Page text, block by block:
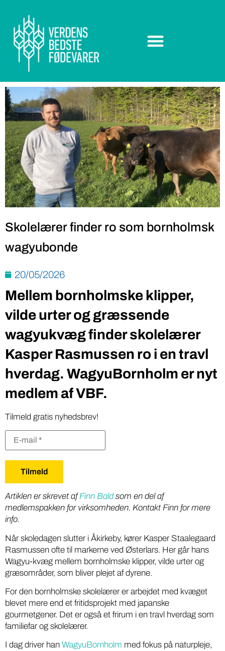
Skolelærer finder ro som bornholmsk
wagyubonde
20/05/2026
Mellem bornholmske klipper,
vilde urter og græssende
wagyukvæg finder skolelærer
Kasper Rasmussen ro i en travl
hverdag. WagyuBornholm er nyt
medlem af VBF.
Tilmeld gratis nyhedsbrev!
Artiklen er skrevet afFinn Baldsom en del af
medlemspakken for virksomheden. Kontakt Finn for mere
info.
Når skoledagen slutter i Åkirkeby, kører Kasper Staalegaard
Rasmussen ofte til markerne ved Østerlars. Her går hans
Wagyu-kvæg mellem bornholmske klipper, vilde urter og
græsområder, som bliver plejet af dyrene.
For den bornholmske skolelærer er arbejdet med kvæget
blevet mere end et fritidsprojekt med japanske
gourmetgener. Det er også et frirum i en travl hverdag som
familiefar og skolelærer.
I dag driver han WagyuBornholm med fokus på naturpleje,